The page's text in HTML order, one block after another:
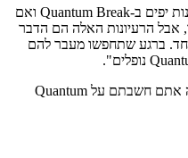
, ציון 40: "יש הרבה רעיונות יפים ב-Quantum Break ואם
אבל הרעיונות האלה הם הדבר
ברגע שתחפשו מעבר להם
האם אתם מסכימים עם הביקורות? מה אתם חשבתם על Quantum